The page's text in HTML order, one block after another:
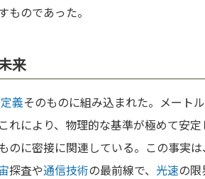
ものであった。
来
定義そのものに組み込まれた。メート
れにより、物理的な基準が極めて安定
のに密接に関連している。この事実は
探査や通信技術の最前線で、 光速の限